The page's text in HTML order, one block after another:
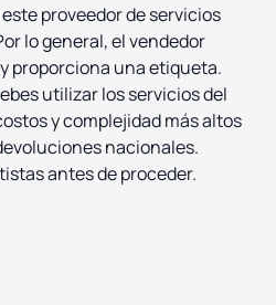
proveedor de servicios
lo general, el vendedor
proporciona una etiqueta.
utilizar los servicios del
y complejidad más altos
nacionales.
antes de proceder.